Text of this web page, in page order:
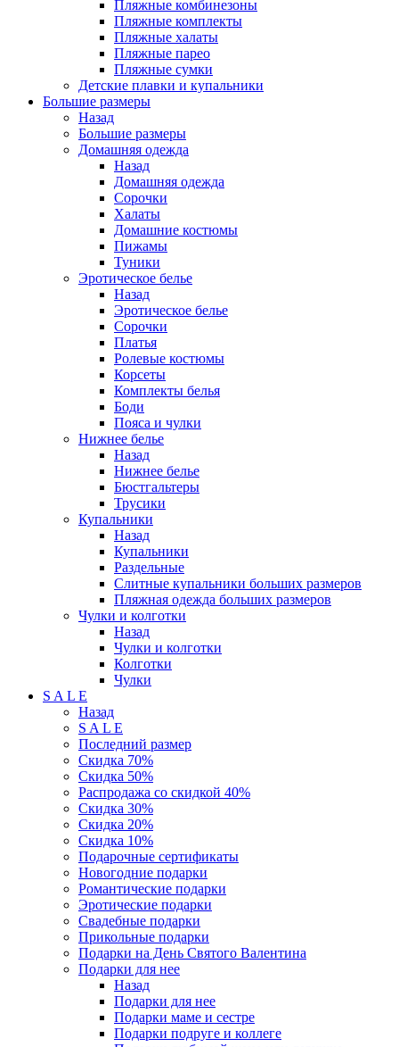
Пляжные комбинезоны
Пляжные комплекты
Пляжные халаты
Пляжные парео
Пляжные сумки
Детские плавки и купальники
Большие размеры
Назад
Большие размеры
Домашняя одежда
Назад
Домашняя одежда
Сорочки
Халаты
Домашние костюмы
Пижамы
Туники
Эротическое белье
Назад
Эротическое белье
Сорочки
Платья
Ролевые костюмы
Корсеты
Комплекты белья
Боди
Пояса и чулки
Нижнее белье
Назад
Нижнее белье
Бюстгальтеры
Трусики
Купальники
Назад
Купальники
Раздельные
Слитные купальники больших размеров
Пляжная одежда больших размеров
Чулки и колготки
Назад
Чулки и колготки
Колготки
Чулки
S A L E
Назад
S A L E
Последний размер
Скидка 70%
Скидка 50%
Распродажа со скидкой 40%
Скидка 30%
Скидка 20%
Скидка 10%
Подарочные сертификаты
Новогодние подарки
Романтические подарки
Эротические подарки
Свадебные подарки
Прикольные подарки
Подарки на День Святого Валентина
Подарки для нее
Назад
Подарки для нее
Подарки маме и сестре
Подарки подруге и коллеге